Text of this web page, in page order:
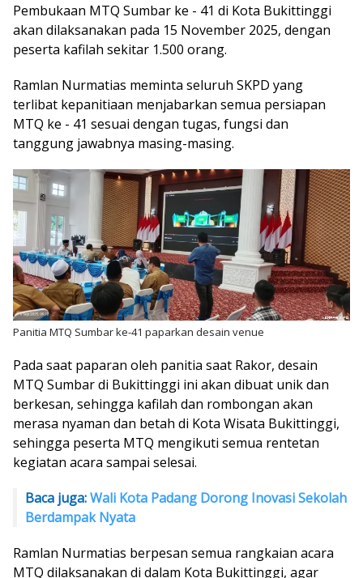
Pembukaan MTQ Sumbar ke - 41 di Kota Bukittinggi
akan dilaksanakan pada 15 November 2025, dengan
peserta kafilah sekitar 1.500 orang.
Ramlan Nurmatias meminta seluruh SKPD yang
terlibat kepanitiaan menjabarkan semua persiapan
MTQ ke - 41 sesuai dengan tugas, fungsi dan
tanggung jawabnya masing-masing.
Panitia MTQ Sumbar ke-41 paparkan desain venue
Pada saat paparan oleh panitia saat Rakor, desain
MTQ Sumbar di Bukittinggi ini akan dibuat unik dan
berkesan, sehingga kafilah dan rombongan akan
merasa nyaman dan betah di Kota Wisata Bukittinggi,
sehingga peserta MTQ mengikuti semua rentetan
kegiatan acara sampai selesai.
Baca juga:Wali Kota Padang Dorong Inovasi Sekolah
Berdampak Nyata
Ramlan Nurmatias berpesan semua rangkaian acara
MTQ dilaksanakan di dalam Kota Bukittinggi, agar